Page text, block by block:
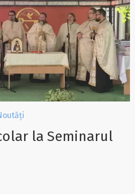
la Seminarul